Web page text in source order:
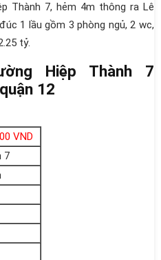
Thành 7, hẻm 4m thông ra Lê
1 lầu gồm 3 phòng ngủ, 2 wc,
tỷ.
Hiệp Thành 7
12
VND
7